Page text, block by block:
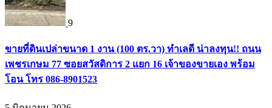
9
ขายที่ดินเปล่าขนาด 1 งาน (100 ตร.วา) ทำเลดี น่าลงทุน!! ถนน
เพชรเกษม 77 ซอยสวัสดิการ 2 แยก 16 เจ้าของขายเอง พร้อม
โอน โทร 086-8901523